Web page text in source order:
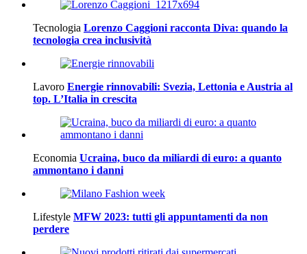
Tecnologia Lorenzo Caggioni racconta Diva: quando la
tecnologia crea inclusività
Lavoro Energie rinnovabili: Svezia, Lettonia e Austria al
top. L’Italia in crescita
Economia Ucraina, buco da miliardi di euro: a quanto
ammontano i danni
Lifestyle MFW 2023: tutti gli appuntamenti da non
perdere